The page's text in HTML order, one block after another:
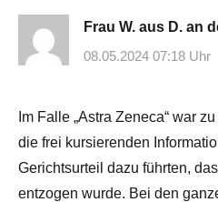
Frau W. aus D. an
08.05.2024 07:18 Uhr
Im Falle „Astra Zeneca“ war
die frei kursierenden
Gerichtsurteil dazu führten,
entzogen wurde. Bei den